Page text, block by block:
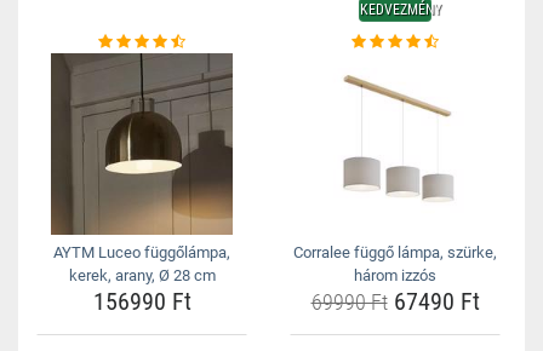
AYTM Luceo függőlámpa,
kerek, arany, Ø 28 cm
156990 Ft
KEDVEZMÉNY
Corralee függő lámpa, szürke,
három izzós
69990 Ft67490 Ft